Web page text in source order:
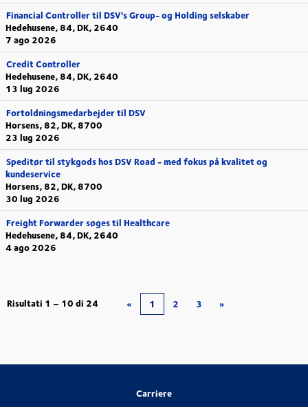
Financial Controller til DSV's Group- og Holding selskaber
Hedehusene, 84, DK, 2640
7 ago 2026
Credit Controller
Hedehusene, 84, DK, 2640
13 lug 2026
Fortoldningsmedarbejder til DSV
Horsens, 82, DK, 8700
23 lug 2026
Speditør til stykgods hos DSV Road - med fokus på kvalitet og
kundeservice
Horsens, 82, DK, 8700
30 lug 2026
Freight Forwarder søges til Healthcare
Hedehusene, 84, DK, 2640
4 ago 2026
Risultati 1 – 10 di 24 « 1 2 3 »
Carriere